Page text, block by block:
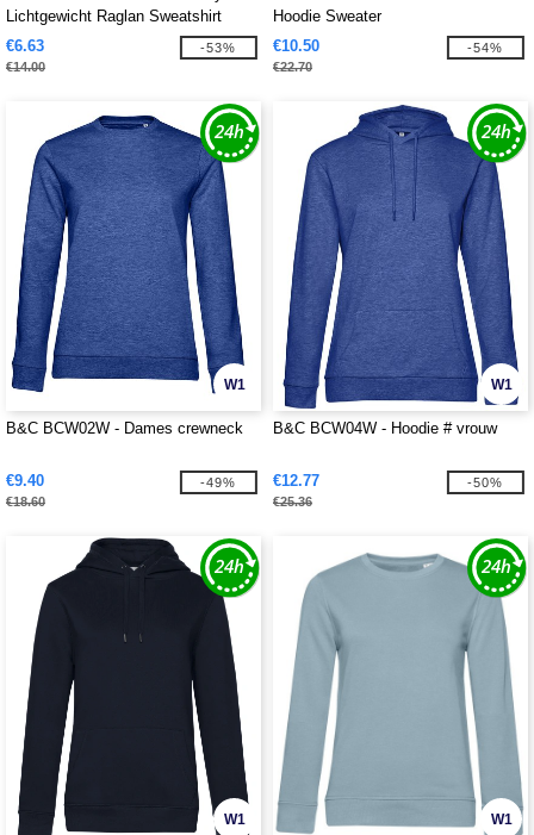
Lichtgewicht Raglan Sweatshirt
€6.63
€14.00
-53%
Hoodie Sweater
€10.50
€22.70
-54%
W1
B&C BCW02W - Dames crewneck
€9.40
€18.60
-49%
W1
B&C BCW04W - Hoodie # vrouw
€12.77
€25.36
-50%
W1 W1